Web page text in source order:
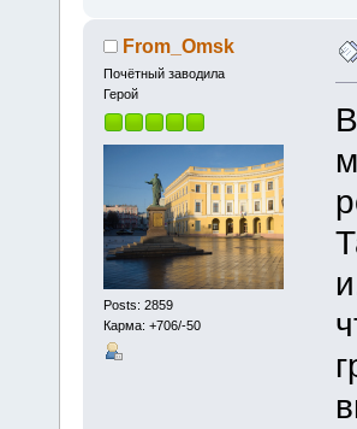
From_Omsk
Почётный заводила
Герой
Posts: 2859
Карма: +706/-50